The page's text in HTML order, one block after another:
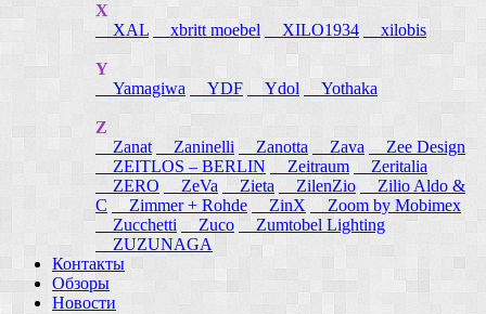
X
XAL
xbritt moebel XILO1934 xilobis
Y
Yamagiwa
YDF Ydol Yothaka
Z
Zanat
Zaninelli Zanotta Zava
Zee Design
ZEITLOS – BERLIN
Zeitraum
Zeritalia
ZERO
ZeVa Zieta ZilenZio
Zilio Aldo &
C
Zimmer + Rohde ZinX
Zoom by Mobimex
Zucchetti
Zuco
Zumtobel Lighting
ZUZUNAGA
Контакты
Обзоры
Новости